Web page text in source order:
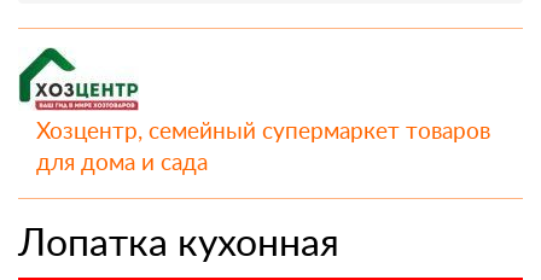
Хозцентр, семейный супермаркет товаров
для дома и сада
Лопатка кухонная